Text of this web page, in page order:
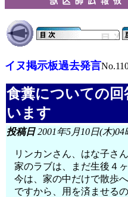
イヌ掲示板過去発言
食糞についての
います
投稿日2001年5月10日(木)04
リンカンさん、はな子さ
家のラブは、まだ生後４ヶ
今は、家の中だけで散歩
ですから、用を済ませる